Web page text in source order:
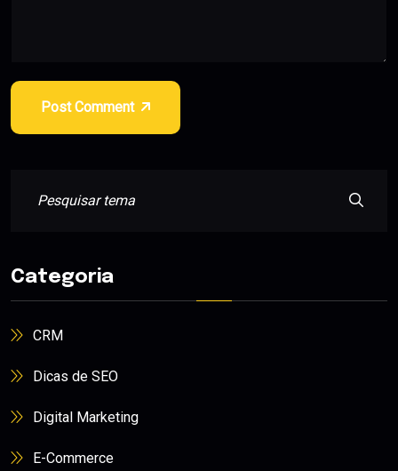
Post Comment
Categoria
CRM
Dicas de SEO
Digital Marketing
E-Commerce